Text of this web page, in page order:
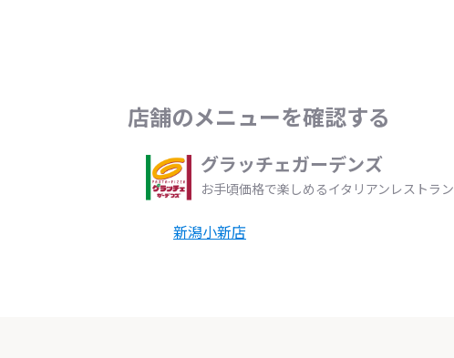
店舗のメニューを確認する
グラッチェガーデンズ
お手頃価格で楽しめるイタリアンレストラン
新潟小新店